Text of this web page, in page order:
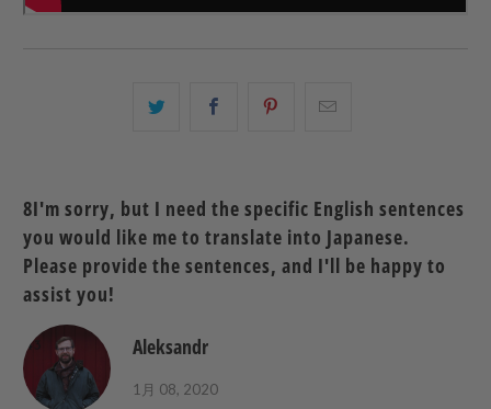
を
Twitter
で
す
る
Facebook
す
る
Pinterest
す
る
ル
を
友
8I'm sorry, but I need the specific English sentences
you would like me to translate into Japanese.
Please provide the sentences, and I'll be happy to
assist you!
Aleksandr
1月 08, 2020